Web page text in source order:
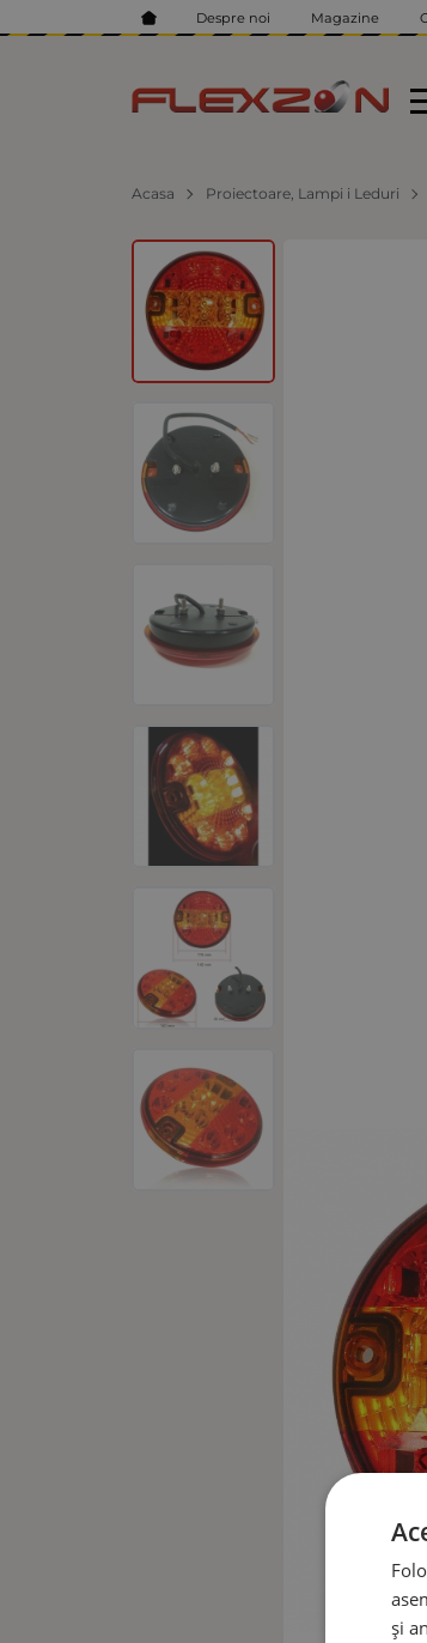
Despre noi Magazine
Acasa Proiectoare, Lampi i Leduri
și